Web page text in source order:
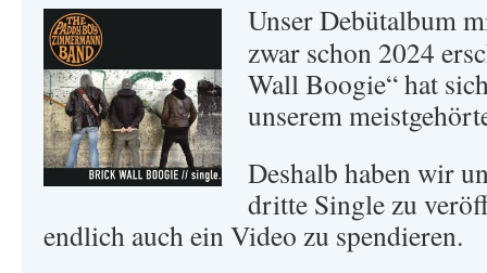
Unser Debütalbum
zwar schon 2024
Wall Boogie“ hat
unserem
Deshalb haben wir
dritte Single zu
endlich auch ein Video zu spendieren.